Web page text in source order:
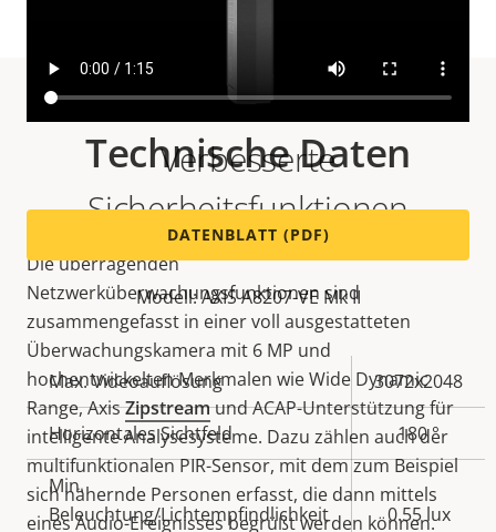
Verbesserte
Sicherheitsfunktionen
Die überragenden
Netzwerküberwachungsfunktionen sind
zusammengefasst in einer voll ausgestatteten
Überwachungskamera mit 6 MP und
hochentwickelten Merkmalen wie Wide Dynamic
Range, AxisZipstreamund ACAP-Unterstützung für
intelligente Analysesysteme. Dazu zählen auch der
multifunktionalen PIR-Sensor, mit dem zum Beispiel
sich nähernde Personen erfasst, die dann mittels
eines Audio-Ereignisses begrüßt werden können.
Technische Daten
DATENBLATT (PDF)
Modell: AXIS A8207-VE Mk II
Eigentumsbeschreibung Eigentumswert
Max. Videoauflösung 3072x2048
Horizontales Sichtfeld 180 °
Min.
Beleuchtung/Lichtempfindlichkeit
0.55 lux